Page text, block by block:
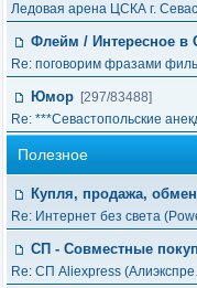
Ледовая арена ЦСКА г.
Флейм / Интересное в
Re: поговорим фразами
Юмор [297/83488]
Re: ***Севастопольские
Полезное
Купля, продажа, обмен
Re: Интернет без света
СП - Совместные
Re: СП Aliexpress